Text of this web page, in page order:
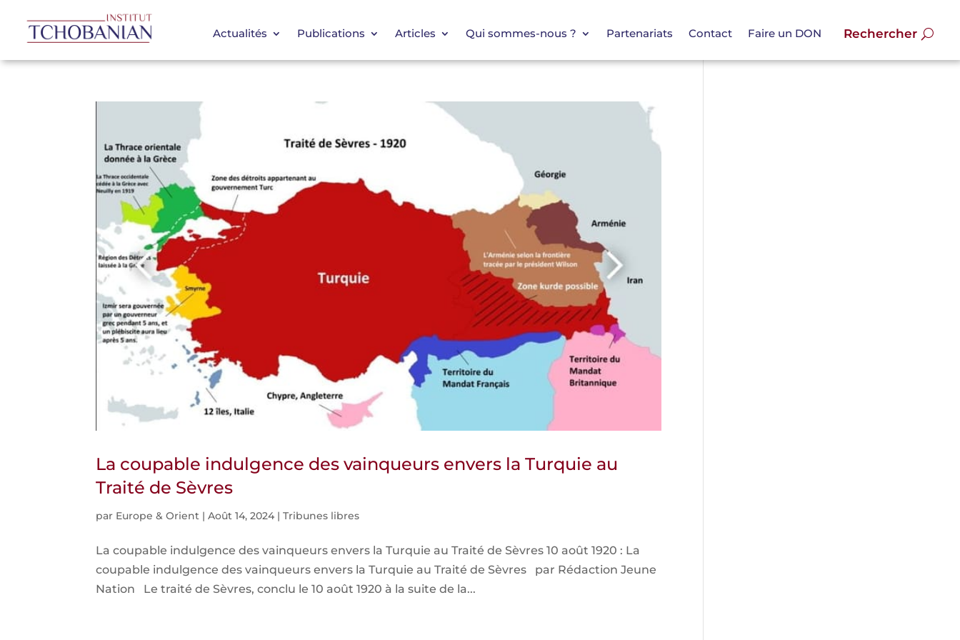
Actualités Publications Articles Qui sommes-nous ? Partenariats Contact Faire un DON
La coupable indulgence des vainqueurs envers la Turquie au
Traité de Sèvres
par Europe & Orient |Août 14, 2024 |Tribunes libres
La coupable indulgence des vainqueurs envers la Turquie au Traité de Sèvres 10 août 1920 : La
coupable indulgence des vainqueurs envers la Turquie au Traité de Sèvres par Rédaction Jeune
Nation Le traité de Sèvres, conclu le 10 août 1920 à la suite de la...